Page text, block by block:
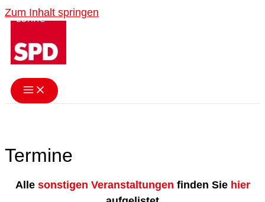
Zum Inhalt springen
Termine
Alle sonstigen Veranstaltungen finden Sie hier